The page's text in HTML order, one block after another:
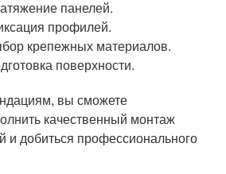
панелей.
профилей.
крепежных материалов.
поверхности.
вы сможете
качественный монтаж
и добиться профессионального